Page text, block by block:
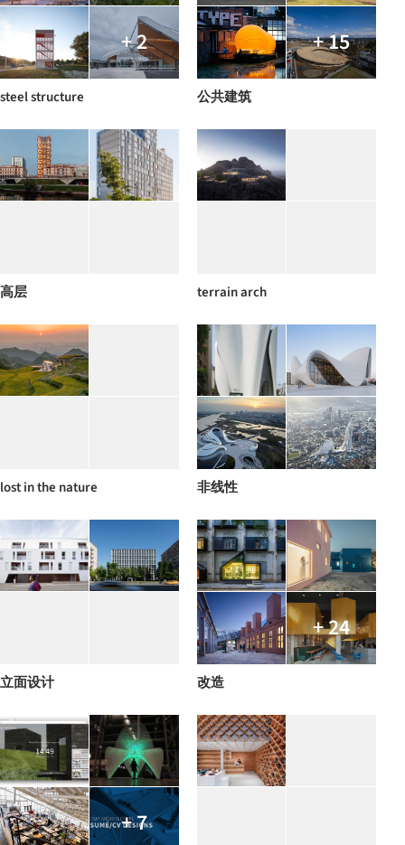
+ 2
steel structure
+ 15
公共建筑
高层 terrain arch
lost in the nature 非线性
立面设计
+ 24
改造
+ 7